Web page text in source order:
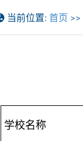
当前位置: 首页 >>
学校名称